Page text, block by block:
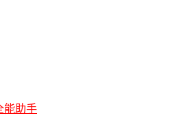
能助手